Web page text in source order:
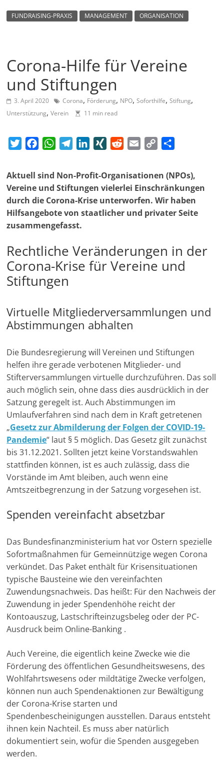
m
a
z
n
f
r
S
z
i
a
l
M
a
r
k
t
i
g
|
S
p
e
n
d
e
n
|
e
e
i
n
e
|
S
t
f
t
u
n
g
e
n
FUNDRAISING-PRAXIS MANAGEMENT ORGANISATION
Corona-Hilfe für Vereine
und Stiftungen
3. April 2020 Corona, Förderung, NPO,Soforthilfe,Stiftung,
Unterstützung,Verein 11 min read
t
r
c
b
o
W
t
A
p
a
n
G
d
d
a
i
l
L
l
n
Aktuell sind Non-Profit-Organisationen (NPOs),
Vereine und Stiftungen vielerlei Einschränkungen
durch die Corona-Krise unterworfen. Wir haben
Hilfsangebote von staatlicher und privater Seite
zusammengefasst.
Rechtliche Veränderungen in der
Corona-Krise für Vereine und
Stiftungen
Virtuelle Mitgliederversammlungen und
Abstimmungen abhalten
Die Bundesregierung will Vereinen und Stiftungen
helfen ihre gerade verbotenen Mitglieder- und
Stifterversammlungen virtuelle durchzuführen. Das soll
auch möglich sein, ohne dass dies ausdrücklich in der
Satzung geregelt ist. Auch Abstimmungen im
Umlaufverfahren sind nach dem in Kraft getretenen
„Gesetz zur Abmilderung der Folgen der COVID-19-
Pandemie“ laut § 5 möglich. Das Gesetz gilt zunächst
bis 31.12.2021. Sollten jetzt keine Vorstandswahlen
stattfinden können, ist es auch zulässig, dass die
Vorstände im Amt bleiben, auch wenn eine
Amtszeitbegrenzung in der Satzung vorgesehen ist.
Spenden vereinfacht absetzbar
Das Bundesfinanzministerium hat vor Ostern spezielle
Sofortmaßnahmen für Gemeinnützige wegen Corona
verkündet. Das Paket enthält für Krisensituationen
typische Bausteine wie den vereinfachten
Zuwendungsnachweis. Das heißt: Für den Nachweis der
Zuwendung in jeder Spendenhöhe reicht der
Kontoauszug, Lastschrifteinzugsbeleg oder der PC-
Ausdruck beim Online-Banking .
Auch Vereine, die eigentlich keine Zwecke wie die
Förderung des öffentlichen Gesundheitswesens, des
Wohlfahrtswesens oder mildtätige Zwecke verfolgen,
können nun auch Spendenaktionen zur Bewältigung
der Corona-Krise starten und
Spendenbescheinigungen ausstellen. Daraus entsteht
ihnen kein Nachteil. Es muss aber natürlich
dokumentiert sein, wofür die Spenden ausgegeben
werden.